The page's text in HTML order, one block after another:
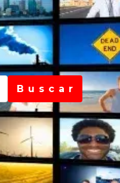
B u s c a r